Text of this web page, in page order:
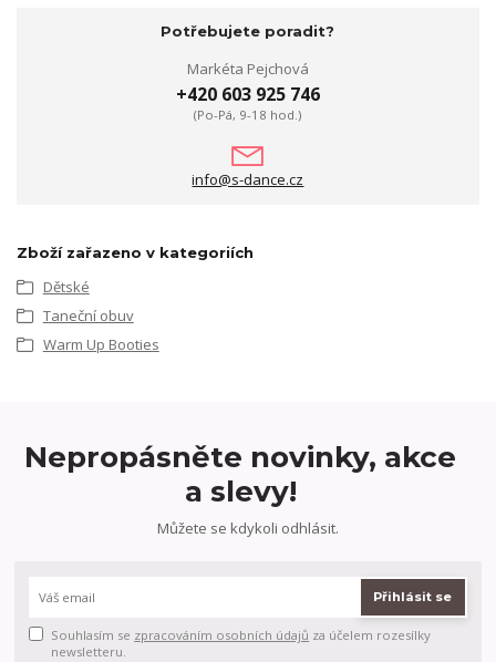
Potřebujete poradit?
Markéta Pejchová
+420 603 925 746
(Po-Pá, 9-18 hod.)
info@s-dance.cz
Zboží zařazeno v kategoriích
Dětské
Taneční obuv
Warm Up Booties
Nepropásněte novinky, akce
a slevy!
Můžete se kdykoli odhlásit.
Přihlásit se
Souhlasím se zpracováním osobních údajů za účelem rozesílky
newsletteru.